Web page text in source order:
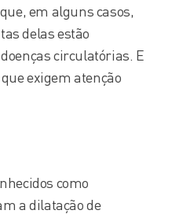
em alguns casos,
delas estão
circulatórias. E
exigem atenção
como
a dilatação de